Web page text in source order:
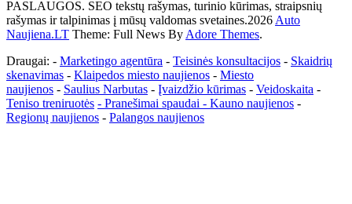
PASLAUGOS. SEO tekstų rašymas, turinio kūrimas, straipsnių
rašymas ir talpinimas į mūsų valdomas svetaines.2026 Auto
Naujiena.LT Theme: Full News By Adore Themes.
Draugai: - Marketingo agentūra - Teisinės konsultacijos - Skaidrių
skenavimas - Klaipedos miesto naujienos - Miesto
naujienos - Saulius Narbutas - Įvaizdžio kūrimas - Veidoskaita -
Teniso treniruotės - Pranešimai spaudai - Kauno naujienos -
Regionų naujienos - Palangos naujienos